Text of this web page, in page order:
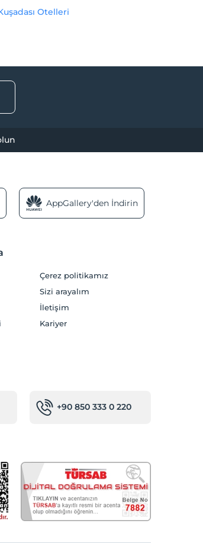
Otelleri
AppGallery'den İndirin
Çerez politikamız
Sizi arayalım
İletişim
Kariyer
+90 850 333 0 220